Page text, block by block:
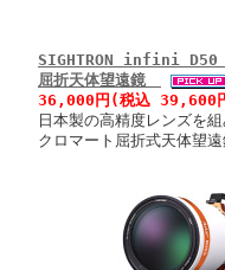
SIGHTRON infini D50
屈折天体望遠鏡
36,000円(税込 39,600
日本製の高精度レンズを
クロマート屈折式天体望